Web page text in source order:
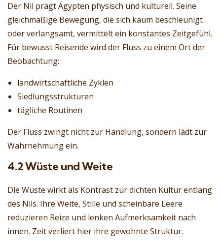
Der Nil prägt Ägypten physisch und kulturell. Seine
gleichmäßige Bewegung, die sich kaum beschleunigt
oder verlangsamt, vermittelt ein konstantes Zeitgefühl.
Für bewusst Reisende wird der Fluss zu einem Ort der
Beobachtung:
landwirtschaftliche Zyklen
Siedlungsstrukturen
tägliche Routinen
Der Fluss zwingt nicht zur Handlung, sondern lädt zur
Wahrnehmung ein.
4.2 Wüste und Weite
Die Wüste wirkt als Kontrast zur dichten Kultur entlang
des Nils. Ihre Weite, Stille und scheinbare Leere
reduzieren Reize und lenken Aufmerksamkeit nach
innen. Zeit verliert hier ihre gewohnte Struktur.